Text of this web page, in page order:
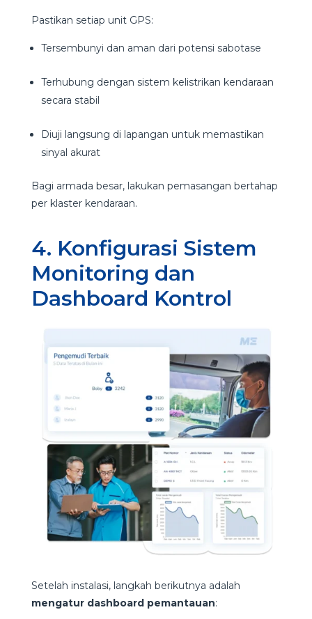
Pastikan setiap unit GPS:
Tersembunyi dan aman dari potensi sabotase
Terhubung dengan sistem kelistrikan kendaraan
secara stabil
Diuji langsung di lapangan untuk memastikan
sinyal akurat
Bagi armada besar, lakukan pemasangan bertahap
per klaster kendaraan.
4. Konfigurasi Sistem
Monitoring dan
Dashboard Kontrol
Setelah instalasi, langkah berikutnya adalah
mengatur dashboard pemantauan: